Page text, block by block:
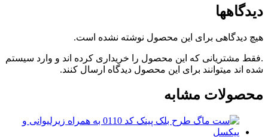
دیدگاهها
هیچ دیدگاهی برای این محصول نوشته نشده است.
.فقط مشتریانی که این محصول را خریداری کرده اند و وارد سیستم
شده اند میتوانند برای این محصول دیدگاه ارسال کنند.
محصولات مشابه